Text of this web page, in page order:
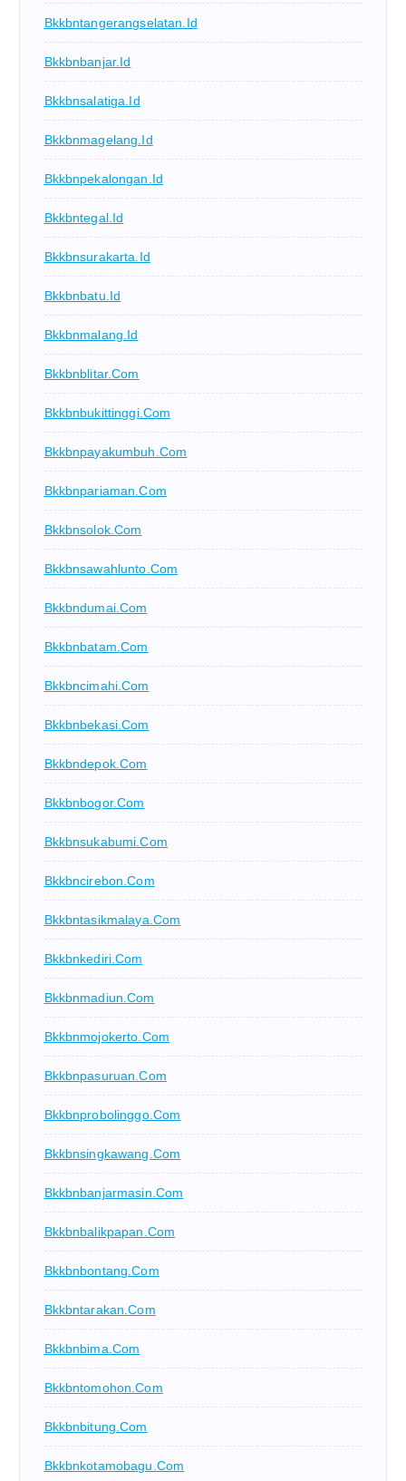
Bkkbntangerangselatan.id
Bkkbnbanjar.id
Bkkbnsalatiga.id
Bkkbnmagelang.id
Bkkbnpekalongan.id
Bkkbntegal.id
Bkkbnsurakarta.id
Bkkbnbatu.id
Bkkbnmalang.id
Bkkbnblitar.com
Bkkbnbukittinggi.com
Bkkbnpayakumbuh.com
Bkkbnpariaman.com
Bkkbnsolok.com
Bkkbnsawahlunto.com
Bkkbndumai.com
Bkkbnbatam.com
Bkkbncimahi.com
Bkkbnbekasi.com
Bkkbndepok.com
Bkkbnbogor.com
Bkkbnsukabumi.com
Bkkbncirebon.com
Bkkbntasikmalaya.com
Bkkbnkediri.com
Bkkbnmadiun.com
Bkkbnmojokerto.com
Bkkbnpasuruan.com
Bkkbnprobolinggo.com
Bkkbnsingkawang.com
Bkkbnbanjarmasin.com
Bkkbnbalikpapan.com
Bkkbnbontang.com
Bkkbntarakan.com
Bkkbnbima.com
Bkkbntomohon.com
Bkkbnbitung.com
Bkkbnkotamobagu.com